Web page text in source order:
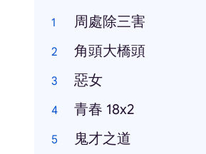
周處除三害
角頭大橋頭
惡女
青春 18x2
鬼才之道